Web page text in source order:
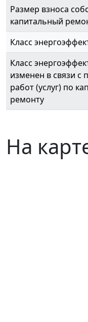
Размер взноса
капитальный
Класс
Класс
изменен в связи с
работ (услуг) по
ремонту
На